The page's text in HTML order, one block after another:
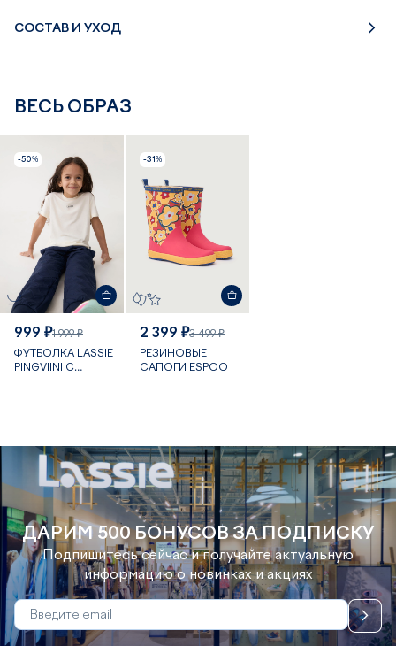
СОСТАВ И УХОД
ВЕСЬ ОБРАЗ
-50%
999 ₽1 999 ₽
ФУТБОЛКА LASSIE
PINGVIINI С
-31%
2 399 ₽3 499 ₽
РЕЗИНОВЫЕ
САПОГИ ESPOO
ДАРИМ 500 БОНУСОВ ЗА ПОДПИСКУ
Подпишитесь сейчас и получайте актуальную
информацию о новинках и акциях